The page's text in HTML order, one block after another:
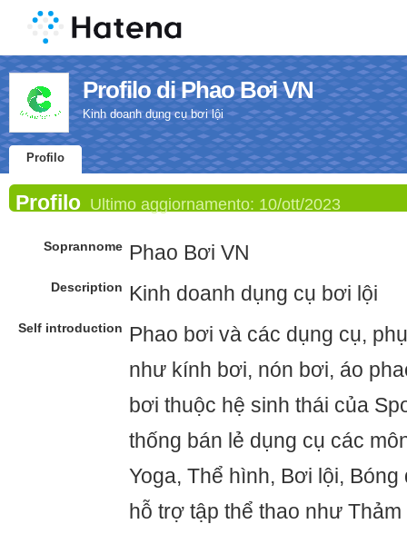
Profilo di Phao Bơi VN
Kinh doanh dụng cụ bơi lội
Profilo
Profilo Ultimo aggiornamento: 10/ott/2023
Soprannome Phao Bơi VN
Description Kinh doanh dụng cụ bơi lội
Self introduction
Phao bơi và các dụng cụ,
như kính bơi, nón bơi, áo
bơi thuộc hệ sinh thái của
thống bán lẻ dụng cụ các
Yoga, Thể hình, Bơi lội, Bóng
hỗ trợ tập thể thao như